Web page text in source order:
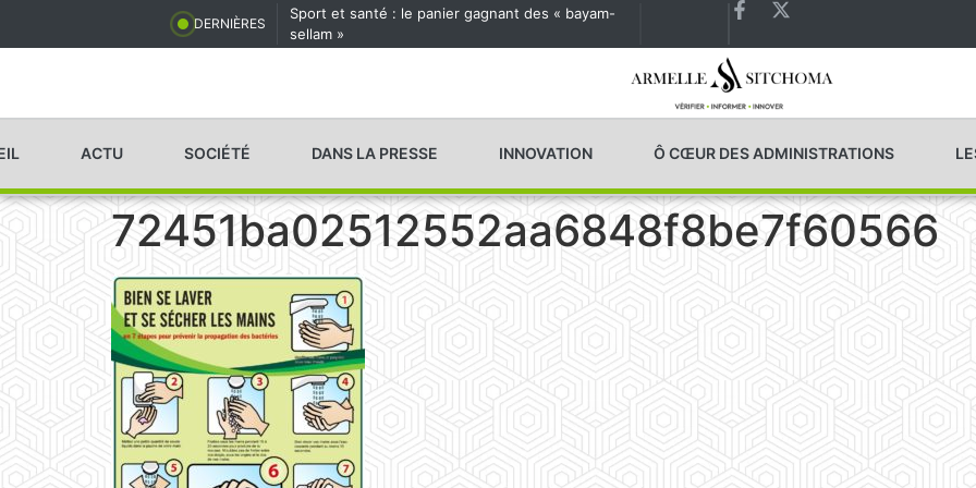
DERNIÈRES
Sport et santé : le panier gagnant des « bayam-
sellam »
Les États généraux de la Santé en préparation
ACTU SOCIÉTÉ DANS LA PRESSE INNOVATION Ô CŒUR DES ADMINISTRATIONS
72451ba02512552aa6848f8be7f60566